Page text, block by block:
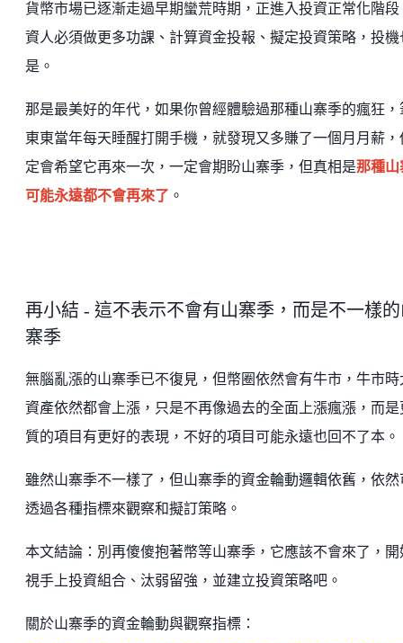
貨幣市場已逐漸走過早期蠻荒時期，正進入投資正常化階段
資人必須做更多功課、計算資金投報、擬定投資策略，投機
是。
那是最美好的年代，如果你曾經體驗過那種山寨季的瘋狂，
東東當年每天睡醒打開手機，就發現又多賺了一個月月薪，
定會希望它再來一次，一定會期盼山寨季，但真相是那種山
可能永遠都不會再來了 。
再小結 - 這不表示不會有山寨季，而是不一樣
寨季
無腦亂漲的山寨季已不復見，但幣圈依然會有牛市，牛市時
資產依然都會上漲，只是不再像過去的全面上漲瘋漲，而是
質的項目有更好的表現，不好的項目可能永遠也回不了本。
雖然山寨季不一樣了，但山寨季的資金輪動邏輯依舊，依然
透過各種指標來觀察和擬訂策略。
本文結論：別再傻傻抱著幣等山寨季，它應該不會來了，開
視手上投資組合、汰弱留強，並建立投資策略吧。
關於山寨季的資金輪動與觀察指標：